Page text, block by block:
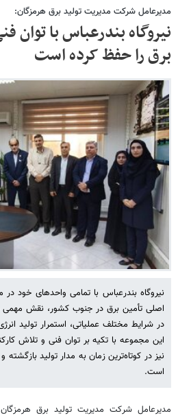
مدیرعامل شرکت مدیریت تولید برق هرمزگان:
نیروگاه بندرعباس با توان
برق را حفظ کرده است
نیروگاه بندرعباس با تمامی واحدهای خود در
اصلی تأمین برق در جنوب کشور، نقش مهمی
در شرایط مختلف عملیاتی، استمرار تولید
این مجموعه با تکیه بر توان فنی و تلاش
نیز در کوتاه‌ترین زمان به مدار تولید
است.
مدیرعامل شرکت مدیریت تولید برق